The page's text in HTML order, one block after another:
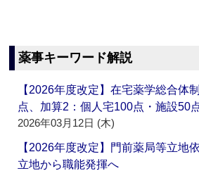
薬事キーワード解説
【2026年度改定】在宅薬学総合体
点、加算2：個人宅100点・施設50
2026年03月12日 (木)
【2026年度改定】門前薬局等立地
立地から職能発揮へ